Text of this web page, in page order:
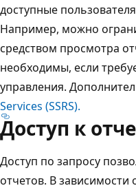
доступные
Например, можно
средством просмотра
необходимы, если
управления.
Services (SSRS).
Доступ к
Доступ по запросу
отчетов. В